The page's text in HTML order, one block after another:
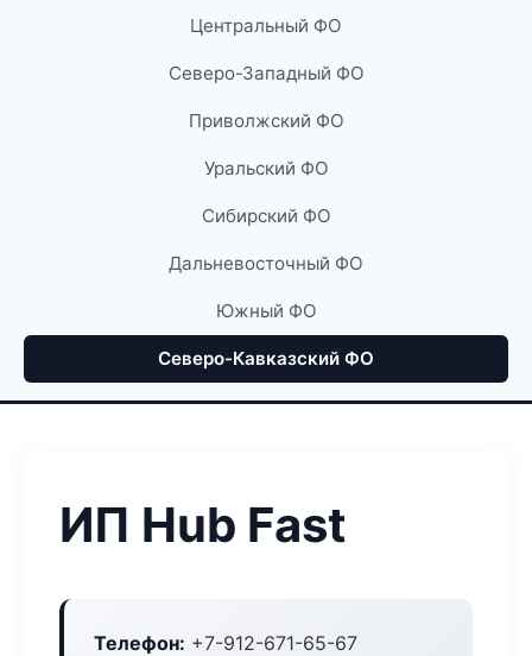
Центральный ФО
Северо-Западный ФО
Приволжский ФО
Уральский ФО
Сибирский ФО
Дальневосточный ФО
Южный ФО
Северо-Кавказский ФО
ИП Hub Fast
Телефон: +7-912-671-65-67